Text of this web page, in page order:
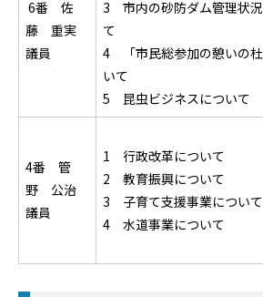
6番 佐
藤 重実
議員
3 市内の砂防ダム管理状
て
4 「市民総参加の憩いの
いて
5 昆虫ビジネスについて
4番 管
野 公治
議員
1 行政改革について
2 教育振興について
3 子育て支援事業について
4 水道事業について